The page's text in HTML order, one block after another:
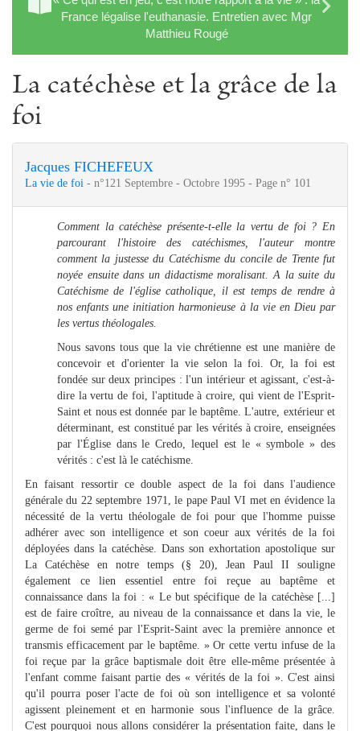
France légalise l'euthanasie. Entretien avec Mgr
Matthieu Rougé
La catéchèse et la grâce de la
foi
Jacques FICHEFEUX
La vie de foi - n°121 Septembre - Octobre 1995 - Page n° 101
Comment la catéchèse présente-t-elle la vertu de foi ? En
parcourant l'histoire des catéchismes, l'auteur montre
comment la justesse du Catéchisme du concile de Trente fut
noyée ensuite dans un didactisme moralisant. A la suite du
Catéchisme de l'église catholique, il est temps de rendre à
nos enfants une initiation harmonieuse à la vie en Dieu par
les vertus théologales.
Nous savons tous que la vie chrétienne est une manière de
concevoir et d'orienter la vie selon la foi. Or, la foi est
fondée sur deux principes : l'un intérieur et agissant, c'est-à-
dire la vertu de foi, l'aptitude à croire, qui vient de l'Esprit-
Saint et nous est donnée par le baptême. L'autre, extérieur et
déterminant, est constitué par les vérités à croire, enseignées
par l'Église dans le Credo, lequel est le « symbole » des
vérités : c'est là le catéchisme.
En faisant ressortir ce double aspect de la foi dans l'audience
générale du 22 septembre 1971, le pape Paul VI met en évidence la
nécessité de la vertu théologale de foi pour que l'homme puisse
adhérer avec son intelligence et son coeur aux vérités de la foi
déployées dans la catéchèse. Dans son exhortation apostolique sur
La Catéchèse en notre temps (§ 20), Jean Paul II souligne
également ce lien essentiel entre foi reçue au baptême et
connaissance dans la foi : « Le but spécifique de la catéchèse [...]
est de faire croître, au niveau de la connaissance et dans la vie, le
germe de foi semé par l'Esprit-Saint avec la première annonce et
transmis efficacement par le baptême. » Or cette vertu infuse de la
foi reçue par la grâce baptismale doit être elle-même présentée à
l'enfant comme faisant partie des « vérités de la foi ». C'est ainsi
qu'il pourra poser l'acte de foi où son intelligence et sa volonté
agissent pleinement et en harmonie sous l'influence de la grâce.
C'est pourquoi nous allons considérer la présentation faite, dans le